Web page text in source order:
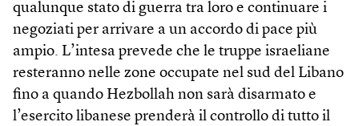
qualunque stato di guerra tra loro e continuare i
negoziati per arrivare a un accordo di pace più
ampio. L’intesa prevede che le truppe israeliane
resteranno nelle zone occupate nel sud del Libano
fino a quando Hezbollah non sarà disarmato e
l’esercito libanese prenderà il controllo di tutto il